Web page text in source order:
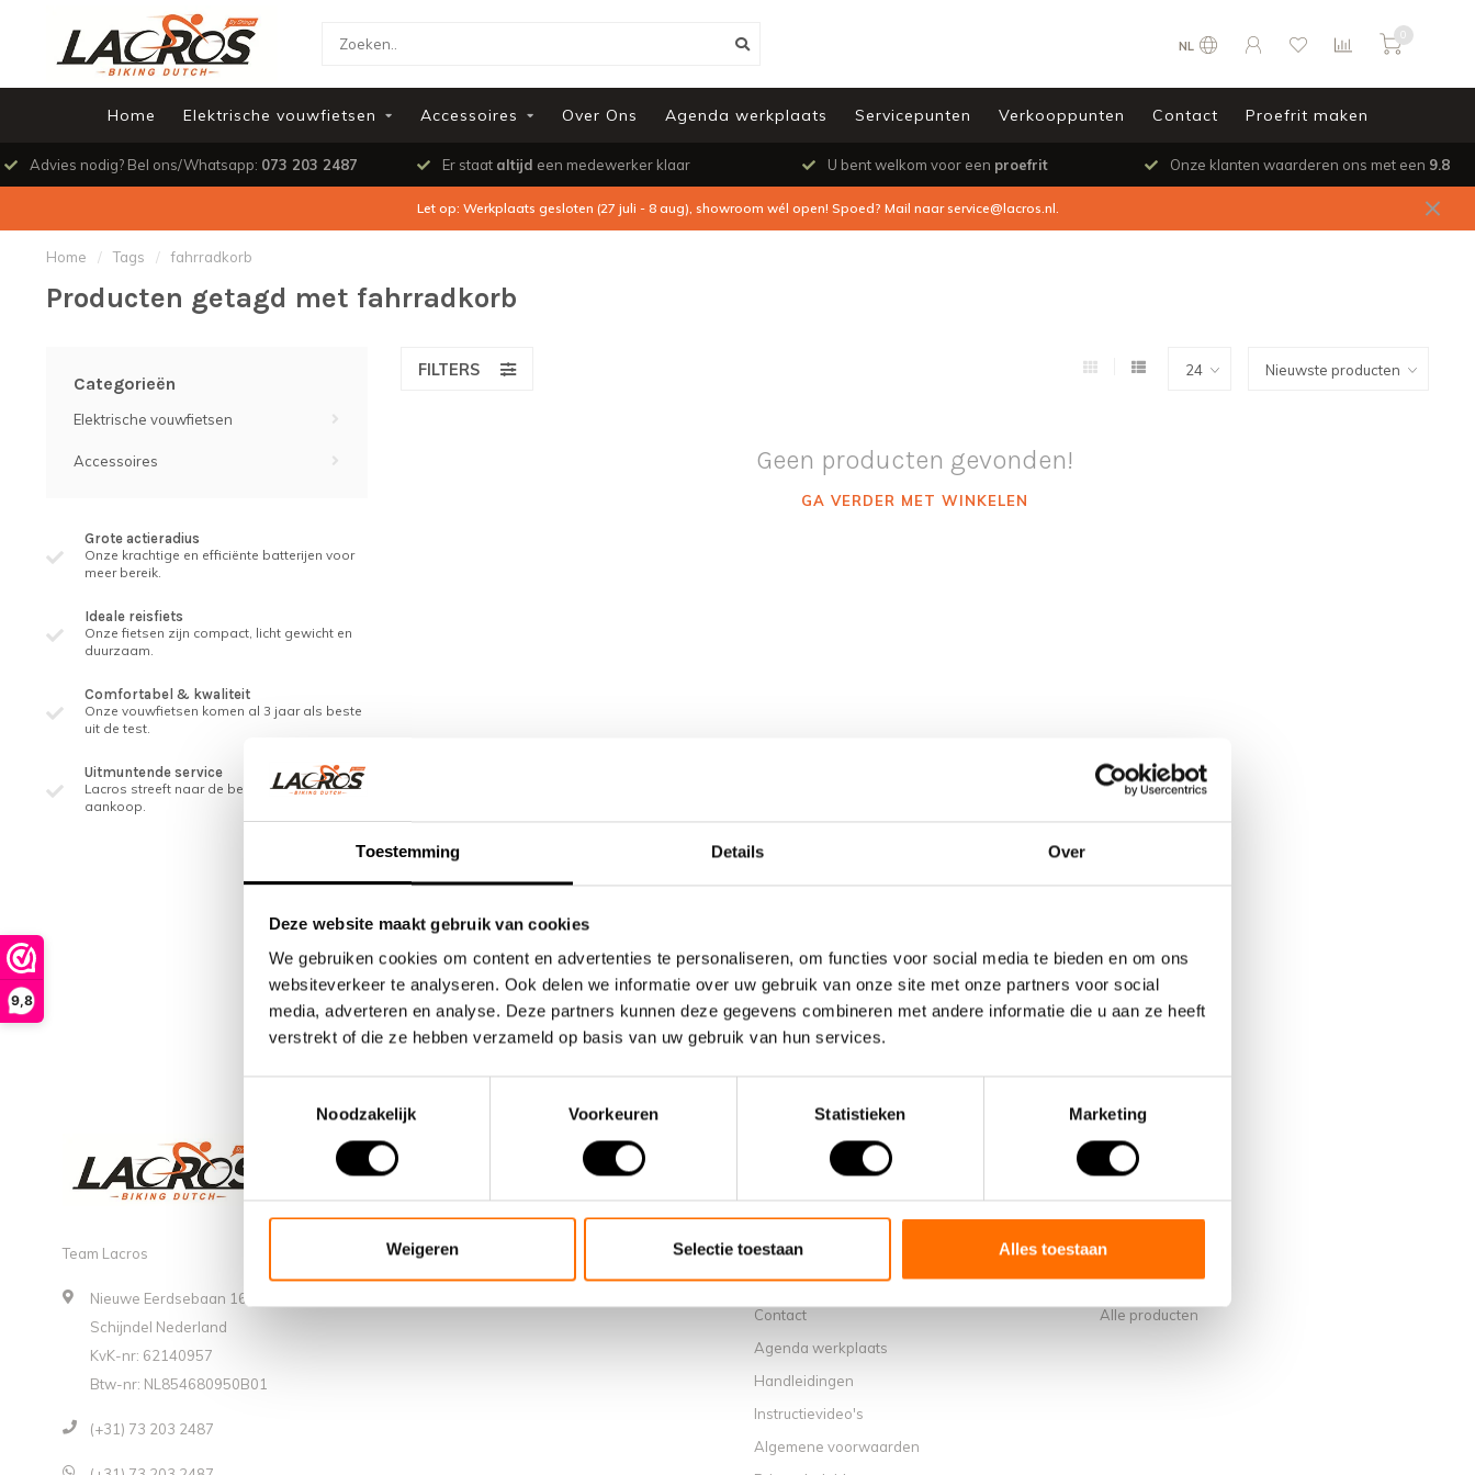
9,8
Toestemming Details Over
Deze website maakt gebruik van cookies
We gebruiken cookies om content en advertenties te personaliseren, om functies voor social media te bieden en om ons
websiteverkeer te analyseren. Ook delen we informatie over uw gebruik van onze site met onze partners voor social
media, adverteren en analyse. Deze partners kunnen deze gegevens combineren met andere informatie die u aan ze heeft
verstrekt of die ze hebben verzameld op basis van uw gebruik van hun services.
Noodzakelijk
Voorkeuren Statistieken Marketing
Weigeren Selectie toestaan Alles toestaan
NL
0
Home Elektrische vouwfietsen Accessoires Over Ons Agenda werkplaats Servicepunten Verkooppunten Contact Proefrit maken
Advies nodig? Bel ons/Whatsapp: 073 203 2487 Er staat altijd een medewerker klaar U bent welkom voor een proefrit Onze klanten waarderen ons met een 9.8
Let op: Werkplaats gesloten (27 juli - 8 aug), showroom wél open! Spoed? Mail naarservice@lacros.nl.
Home / Tags / fahrradkorb
Producten getagd met fahrradkorb
Categorieën
Elektrische vouwfietsen
Accessoires
Grote actieradius
Onze krachtige en efficiënte batterijen voor
meer bereik.
Ideale reisfiets
Onze fietsen zijn compact, licht gewicht en
duurzaam.
Comfortabel & kwaliteit
Onze vouwfietsen komen al 3 jaar als beste
uit de test.
Uitmuntende service
Lacros streeft naar de beste service, ook na
aankoop.
FILTERS
Geen producten gevonden!
GA VERDER MET WINKELEN
Team Lacros
Nieuwe Eerdsebaan 16, 5482 VS
Schijndel Nederland
KvK-nr: 62140957
Btw-nr: NL854680950B01
(+31) 73 203 2487
Waarom een elektrische vouwfiets van Lacros
Showroom Schijndel
Verkooppunten
Contact
Agenda werkplaats
Handleidingen
Instructievideo's
Algemene voorwaarden
Mijn account
Mijn bestellingen
Mijn verlanglijst
Vergelijk
Alle producten